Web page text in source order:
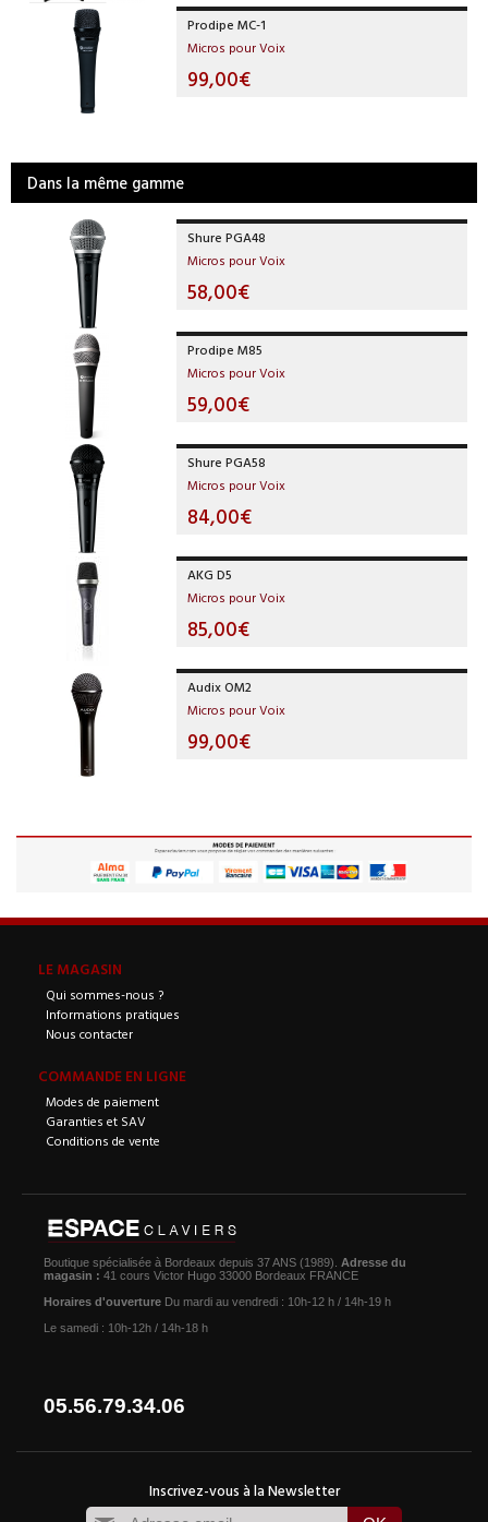
Prodipe MC-1
Micros pour Voix
99,00€
Dans la même gamme
Shure PGA48
Micros pour Voix
58,00€
Prodipe M85
Micros pour Voix
59,00€
Shure PGA58
Micros pour Voix
84,00€
AKG D5
Micros pour Voix
85,00€
Audix OM2
Micros pour Voix
99,00€
LE MAGASIN
Qui sommes-nous ?
Informations pratiques
Nous contacter
COMMANDE EN LIGNE
Modes de paiement
Garanties et SAV
Conditions de vente
Boutique spécialisée à Bordeaux depuis 37 ANS (1989). Adresse du
magasin : 41 cours Victor Hugo 33000 Bordeaux FRANCE
Horaires d'ouverture Du mardi au vendredi : 10h-12 h / 14h-19 h
Le samedi : 10h-12h / 14h-18 h
05.56.79.34.06